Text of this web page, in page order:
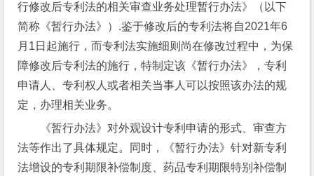
行修改后专利法的相关审查业务处理暂行办法》（以下
简称《暂行办法》）.鉴于修改后的专利法将自2021年6
月1日起施行，而专利法实施细则尚在修改过程中，为保
障修改后专利法的施行，特制定该《暂行办法》，专利
申请人、专利权人或者相关当事人可以按照该办法的规
定，办理相关业务。
《暂行办法》对外观设计专利申请的形式、审查方
法等作出了具体规定。同时，《暂行办法》针对新专利
法增设的专利期限补偿制度、药品专利期限特别补偿制